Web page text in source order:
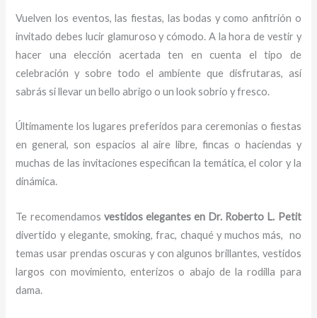
Vuelven los eventos, las fiestas, las bodas y como anfitrión o
invitado debes lucir glamuroso y cómodo. A la hora de vestir y
hacer una elección acertada ten en cuenta el tipo de
celebración y sobre todo el ambiente que disfrutaras, así
sabrás si llevar un bello abrigo o un look sobrio y fresco.
Últimamente los lugares preferidos para ceremonias o fiestas
en general, son espacios al aire libre, fincas o haciendas y
muchas de las invitaciones especifican la temática, el color y la
dinámica.
Te recomendamos vestidos elegantesen Dr. Roberto L. Petit
divertido y elegante, smoking, frac, chaqué y muchos más, no
temas usar prendas oscuras y con algunos brillantes, vestidos
largos con movimiento, enterizos o abajo de la rodilla para
dama.